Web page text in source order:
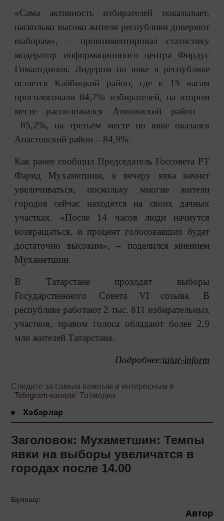
«Сама активность избирателей показывает,
насколько высоко жители республики доверяют
выборам»,– прокомментировал статистику
модератор информационного центра Фирдус
Гималтдинов. Лидером по явке в республике
остается Кайбицкий район, где к 15 часам
проголосовали 84,7% избирателей, на втором
месте расположился Атининский район –
85,2%, на третьем месте по явке оказался
Апастовский район – 84,9%.
Как ранее сообщил Председатель Госсовета РТ
Фарид Мухаметшин, к вечеру явка начнет
увеличиваться, поскольку многие жители
городов сейчас находятся на своих дачных
участках. «После 14 часов люди начнутся
возвращаться, и процент голосовавших будет
достаточно высоким», – поделился мнением
Мухаметшин.
В Татарстане проходят выборы
Государственного Совета VI созыва. В
республике работают 2 тыс. 811 избирательных
участков, правом голоса обладают более 2,9
млн жителей Татарстана.
Подробнее:tatar-inform
Следите за самым важным и интересным в
Telegram-канале Татмедиа
Хәбәрләр
Заголовок: Мухаметшин: Темпы
явки на выборы увеличатся в
городах после 14.00
Бүлешү:
Автор